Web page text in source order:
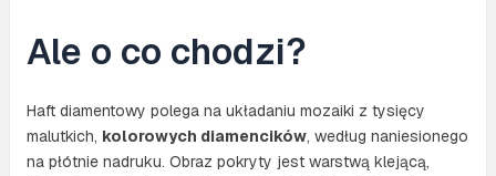
Ale o co chodzi?
Haft diamentowy polega na układaniu mozaiki z tysięcy
malutkich, kolorowych diamencików, według naniesionego
na płótnie nadruku. Obraz pokryty jest warstwą klejącą,